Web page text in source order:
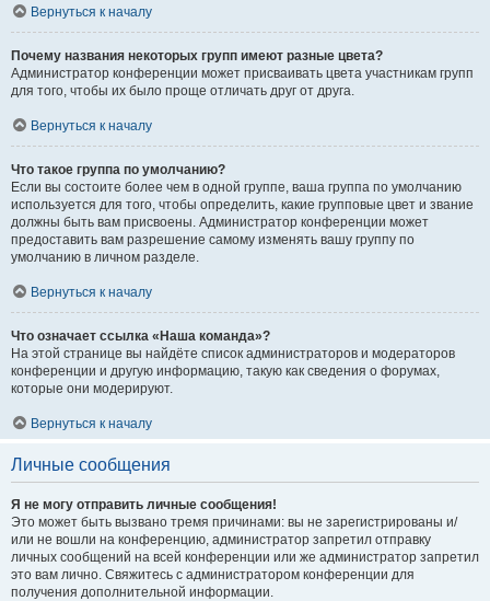
Вернуться к началу
Почему названия некоторых групп имеют разные цвета?
Администратор конференции может присваивать цвета участникам групп
для того, чтобы их было проще отличать друг от друга.
Вернуться к началу
Что такое группа по умолчанию?
Если вы состоите более чем в одной группе, ваша группа по умолчанию
используется для того, чтобы определить, какие групповые цвет и звание
должны быть вам присвоены. Администратор конференции может
предоставить вам разрешение самому изменять вашу группу по
умолчанию в личном разделе.
Вернуться к началу
Что означает ссылка «Наша команда»?
На этой странице вы найдёте список администраторов и модераторов
конференции и другую информацию, такую как сведения о форумах,
которые они модерируют.
Вернуться к началу
Личные сообщения
Я не могу отправить личные сообщения!
Это может быть вызвано тремя причинами: вы не зарегистрированы и/
или не вошли на конференцию, администратор запретил отправку
личных сообщений на всей конференции или же администратор запретил
это вам лично. Свяжитесь с администратором конференции для
получения дополнительной информации.